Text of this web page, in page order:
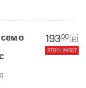
о
193.00 lei
STOC LIMITAT